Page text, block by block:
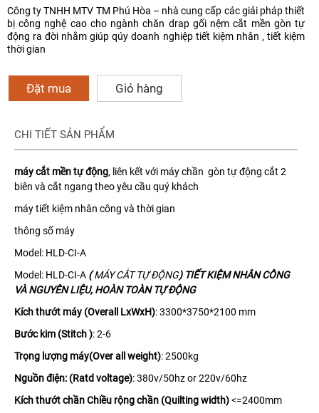
Công ty TNHH MTV TM Phú Hòa – nhà cung cấp các giải pháp thiết
bị công nghệ cao cho ngành chăn drap gối nệm cắt mền gòn tự
động ra đời nhằm giúp qúy doanh nghiệp tiết kiệm nhân , tiết kiệm
thời gian
Đặt mua Giỏ hàng
CHI TIẾT SẢN PHẨM
máy cắt mền tự động, liên kết với máy chần gòn tự động cắt 2
biên và cắt ngang theo yêu cầu quý khách
máy tiết kiệm nhân công và thời gian
thông số máy
Model: HLD-CI-A
Model: HLD-CI-A (MÁY CẮT TỰ ĐỘNG) TIẾT KIỆM NHÂN CÔNG
VÀ NGUYÊN LIỆU, HOÀN TOÀN TỰ ĐỘNG
Kích thướt máy (Overall LxWxH): 3300*3750*2100 mm
Bước kim (Stitch ): 2-6
Trọng lượng máy(Over all weight): 2500kg
Nguồn điện: (Ratd voltage): 380v/50hz or 220v/60hz
Kích thướt chần Chiều rộng chần (Quilting width)<=2400mm